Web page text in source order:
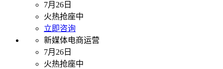
7月26日
火热抢座中
立即咨询
新媒体电商运营
7月26日
火热抢座中